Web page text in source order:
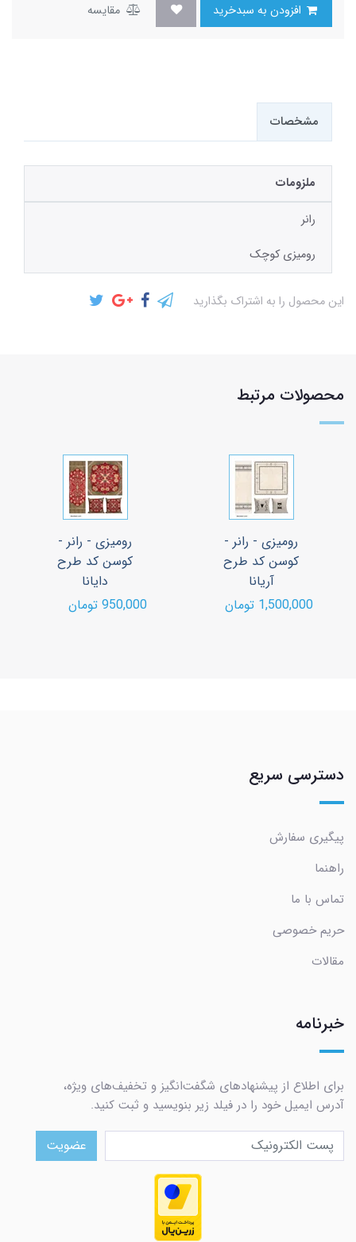
مقایسه
مشخصات
ملزومات
رانر
رومیزی کوچک
این محصول را به اشتراک بگذارید
محصولات مرتبط
رومیزی - رانر -
کوسن کد طرح
آریانا
1,500,000 تومان
رومیزی - رانر -
کوسن کد طرح
دایانا
950,000 تومان
دسترسی سریع
پیگیری سفارش
راهنما
تماس با ما
حریم خصوصی
مقالات
خبرنامه
برای اطلاع از پیشنهادهای شگفت‌انگیز و تخفیف‌های ویژه،
آدرس ایمیل خود را در فیلد زیر بنویسید و ثبت کنید.
عضویت